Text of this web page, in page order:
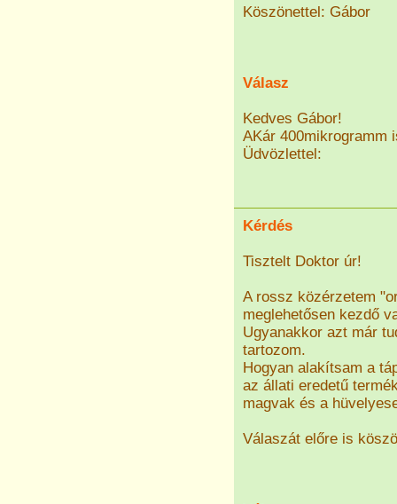
Köszönettel: Gábor
Válasz
Kedves Gábor!
AKár 400mikrogramm
Üdvözlettel:
Kérdés
Tisztelt Doktor úr!
A rossz közérzetem
meglehetősen kezdő
Ugyanakkor azt már
tartozom.
Hogyan alakítsam a
az állati eredetű
magvak és a
Válaszát előre is